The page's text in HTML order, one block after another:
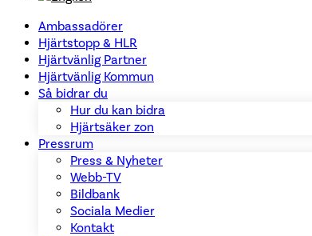
Ambassadörer
Hjärtstopp & HLR
Hjärtvänlig Partner
Hjärtvänlig Kommun
Så bidrar du
Hur du kan bidra
Hjärtsäker zon
Pressrum
Press & Nyheter
Webb-TV
Bildbank
Sociala Medier
Kontakt